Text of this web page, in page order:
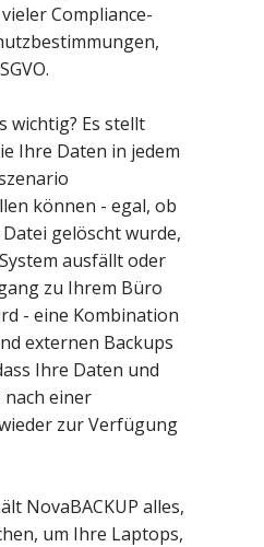
Compliance-
wichtig? Es stellt
Ihre Daten in jedem
können - egal, ob
gelöscht wurde,
ausfällt oder
zu Ihrem Büro
- eine Kombination
externen Backups
Ihre Daten und
nach einer
zur Verfügung
NovaBACKUP alles,
um Ihre Laptops,